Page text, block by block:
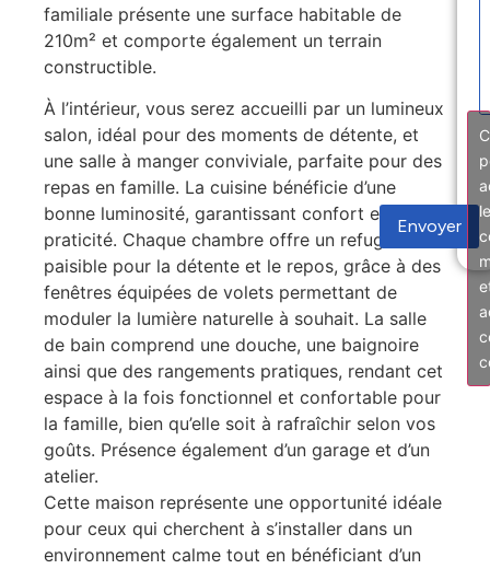
familiale présente une surface habitable de
210m² et comporte également un terrain
constructible.
À l’intérieur, vous serez accueilli par un lumineux
salon, idéal pour des moments de détente, et
une salle à manger conviviale, parfaite pour des
repas en famille. La cuisine bénéficie d’une
bonne luminosité, garantissant confort et
praticité. Chaque chambre offre un refuge
paisible pour la détente et le repos, grâce à des
fenêtres équipées de volets permettant de
moduler la lumière naturelle à souhait. La salle
de bain comprend une douche, une baignoire
ainsi que des rangements pratiques, rendant cet
espace à la fois fonctionnel et confortable pour
la famille, bien qu’elle soit à rafraîchir selon vos
goûts. Présence également d’un garage et d’un
atelier.
Cette maison représente une opportunité idéale
pour ceux qui cherchent à s’installer dans un
environnement calme tout en bénéficiant d’un
Envoyer